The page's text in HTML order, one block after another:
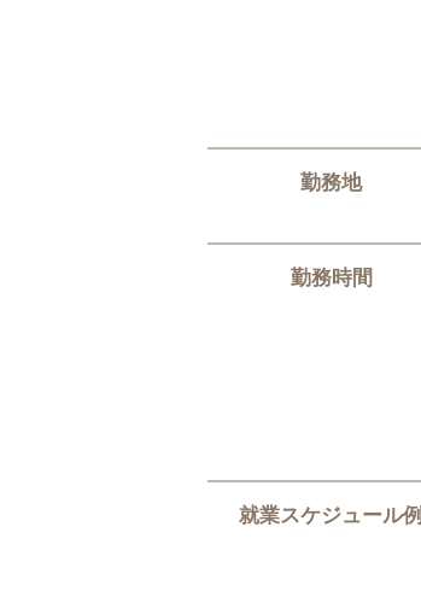
勤務地
勤務時間
就業スケジュール例